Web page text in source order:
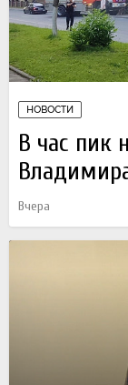
НОВОСТИ
В час пик
Вчера